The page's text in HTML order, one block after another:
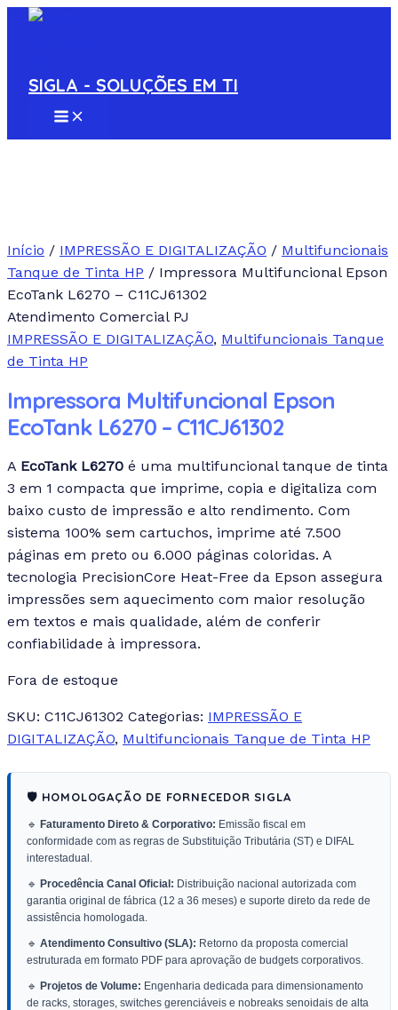
Ir
conteúdo
SIGLA - SOLUÇÕES EM TI
MAIN
Início / IMPRESSÃO E DIGITALIZAÇÃO / Multifuncionais
Tanque de Tinta HP / Impressora Multifuncional Epson
EcoTank L6270 – C11CJ61302
Atendimento Comercial PJ
IMPRESSÃO E DIGITALIZAÇÃO, Multifuncionais Tanque
de Tinta HP
Impressora Multifuncional Epson
EcoTank L6270 – C11CJ61302
A EcoTank L6270 é uma multifuncional tanque de tinta
3 em 1 compacta que imprime, copia e digitaliza com
baixo custo de impressão e alto rendimento. Com
sistema 100% sem cartuchos, imprime até 7.500
páginas em preto ou 6.000 páginas coloridas. A
tecnologia PrecisionCore Heat-Free da Epson assegura
impressões sem aquecimento com maior resolução
em textos e mais qualidade, além de conferir
confiabilidade à impressora.
Fora de estoque
SKU: C11CJ61302 Categorias: IMPRESSÃO E
DIGITALIZAÇÃO, Multifuncionais Tanque de Tinta HP
🛡️ HOMOLOGAÇÃO DE FORNECEDOR SIGLA
🔹 Faturamento Direto & Corporativo: Emissão fiscal em
conformidade com as regras de Substituição Tributária (ST) e DIFAL
interestadual.
🔹 Procedência Canal Oficial: Distribuição nacional autorizada com
garantia original de fábrica (12 a 36 meses) e suporte direto da rede de
assistência homologada.
🔹 Atendimento Consultivo (SLA): Retorno da proposta comercial
estruturada em formato PDF para aprovação de budgets corporativos.
🔹 Projetos de Volume: Engenharia dedicada para dimensionamento
de racks, storages, switches gerenciáveis e nobreaks senoidais de alta